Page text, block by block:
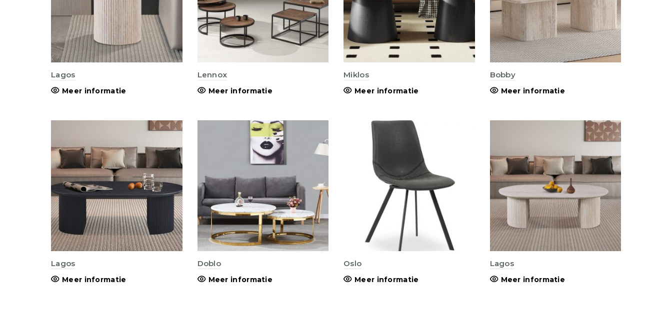
Lagos
Meer informatie
Lennox
Meer informatie
Miklos
Meer informatie
Bobby
Meer informatie
Lagos
Meer informatie
Doblo
Meer informatie
Oslo
Meer informatie
Lagos
Meer informatie